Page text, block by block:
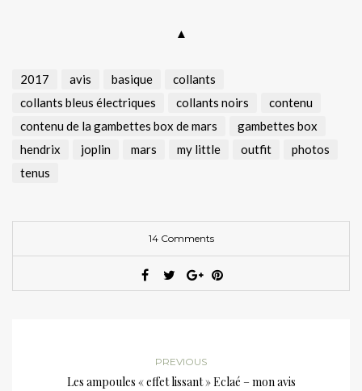
▲
2017 avis basique
collants
collants bleus électriques
collants noirs
contenu
contenu de la gambettes box de mars
gambettes box
hendrix
joplin mars my little outfit
photos
tenus
14 Comments
PREVIOUS
Les ampoules « effet lissant » Eclaé – mon avis